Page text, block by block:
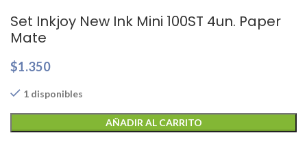
Set Inkjoy New Ink Mini 100ST 4un. Paper
Mate
$1.350
1 disponibles
AÑADIR AL CARRITO